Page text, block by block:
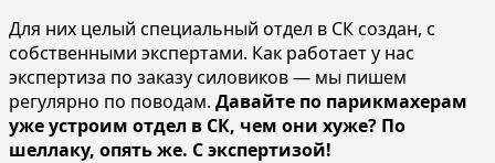
Для них целый специальный отдел в СК создан, с
собственными экспертами. Как работает у нас
экспертиза по заказу силовиков — мы пишем
регулярно по поводам. Давайте по парикмахерам
уже устроим отдел в СК, чем они хуже? По
шеллаку, опять же. С экспертизой!